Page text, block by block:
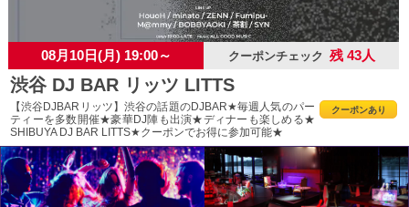
08月10日(月) 19:00～ クーポンチェック 残 43人
渋谷 DJ BAR リッツ LITTS
クーポンあり
【渋谷DJBARリッツ】渋谷の話題のDJBAR★毎週人気のパー
ティーを多数開催★豪華DJ陣も出演★ディナーも楽しめる★
SHIBUYA DJ BAR LITTS★クーポンでお得に参加可能★